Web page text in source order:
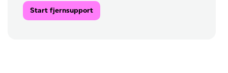
Start fjernsupport